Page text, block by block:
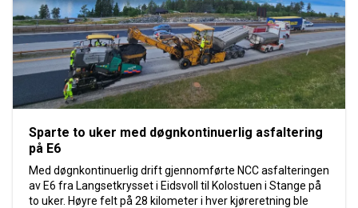
Sparte to uker med døgnkontinuerlig asfaltering
på E6
Med døgnkontinuerlig drift gjennomførte NCC asfalteringen
av E6 fra Langsetkrysset i Eidsvoll til Kolostuen i Stange på
to uker. Høyre felt på 28 kilometer i hver kjøreretning ble